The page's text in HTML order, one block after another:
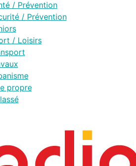
/ Prévention
/ Prévention
/ Loisirs
propre